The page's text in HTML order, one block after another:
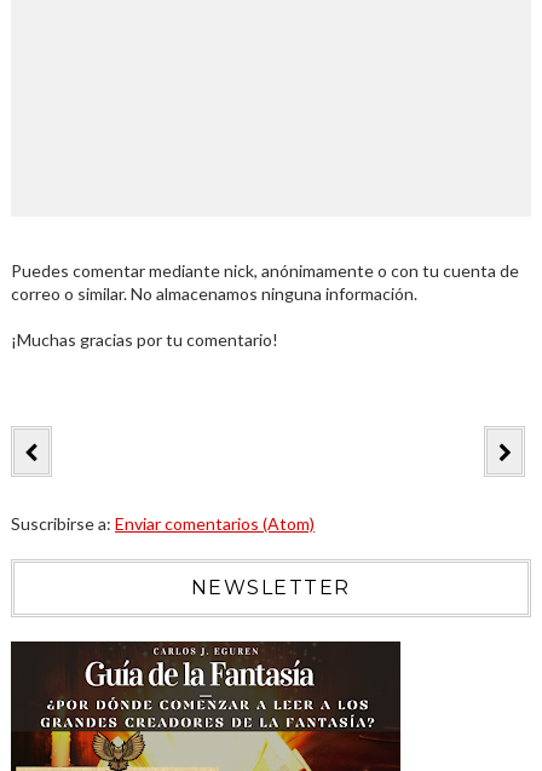
Puedes comentar mediante nick, anónimamente o con tu cuenta de
correo o similar. No almacenamos ninguna información.
¡Muchas gracias por tu comentario!
Suscribirse a: Enviar comentarios (Atom)
NEWSLETTER